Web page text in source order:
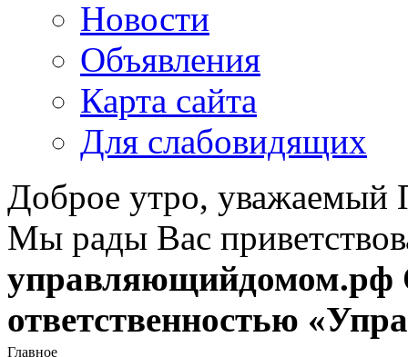
Новости
Объявления
Карта сайта
Для слабовидящих
Доброе утро, уважаемый
Мы рады Вас
управляющийдомом.рф
ответственностью
Главное